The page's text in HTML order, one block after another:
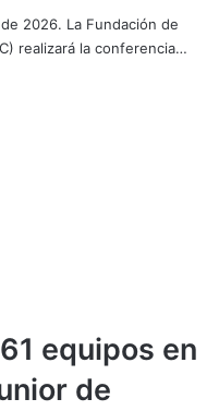
2026. La Fundación de
realizará la conferencia…
equipos en
de